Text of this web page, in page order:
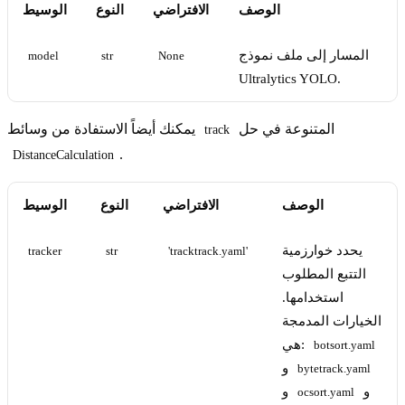
الوسيط النوع الافتراضي الوصف
model str None
المسار إلى ملف نموذج
Ultralytics YOLO.
track المتنوعة في حل
DistanceCalculation .
الوسيط النوع الافتراضي الوصف
tracker str 'tracktrack.yaml'
يحدد خوارزمية
التتبع المطلوب
استخدامها.
الخيارات المدمجة
هي:
botsort.yaml
bytetrack.yaml
ocsort.yaml و